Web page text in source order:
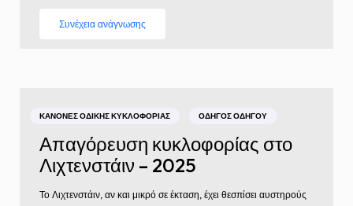
Συνέχεια ανάγνωσης
ΚΑΝΌΝΕΣ ΟΔΙΚΉΣ ΚΥΚΛΟΦΟΡΊΑΣ ΟΔΗΓΌΣ ΟΔΗΓΟΎ
Απαγόρευση κυκλοφορίας στο
Λιχτενστάιν – 2025
Το Λιχτενστάιν, αν και μικρό σε έκταση, έχει θεσπίσει αυστηρούς